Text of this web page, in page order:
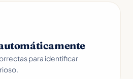
para identificar